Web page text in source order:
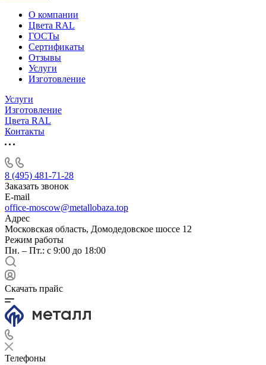
О компании
Цвета RAL
ГОСТы
Сертификаты
Отзывы
Услуги
Изготовление
Услуги
Изготовление
Цвета RAL
Контакты
8 (495) 481-71-28
Заказать звонок
E-mail
office-moscow@metallobaza.top
Адрес
Московская область, Домодедовское шоссе 12
Режим работы
Пн. – Пт.: с 9:00 до 18:00
Скачать прайс
Телефоны